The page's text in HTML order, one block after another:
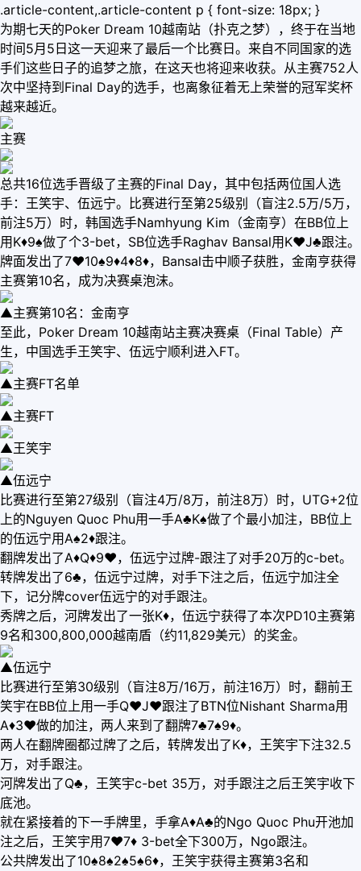
.article-content,.article-content p { font-size: 18px; }
为期七天的Poker Dream 10越南站（扑克之梦），终于在当地
时间5月5日这一天迎来了最后一个比赛日。来自不同国家的选
手们这些日子的追梦之旅，在这天也将迎来收获。从主赛752人
次中坚持到Final Day的选手，也离象征着无上荣誉的冠军奖杯
越来越近。
主赛
总共16位选手晋级了主赛的Final Day，其中包括两位国人选
手：王笑宇、伍远宁。比赛进行至第25级别（盲注2.5万/5万，
前注5万）时，韩国选手Namhyung Kim（金南亨）在BB位上
用K♦9♠做了个3-bet，SB位选手Raghav Bansal用K♥J♣跟注。
牌面发出了7♥10♠9♦4♦8♦，Bansal击中顺子获胜，金南亨获得
主赛第10名，成为决赛桌泡沫。
▲主赛第10名：金南亨
至此，Poker Dream 10越南站主赛决赛桌（Final Table）产
生，中国选手王笑宇、伍远宁顺利进入FT。
▲主赛FT名单
▲主赛FT
▲王笑宇
▲伍远宁
比赛进行至第27级别（盲注4万/8万，前注8万）时，UTG+2位
上的Nguyen Quoc Phu用一手A♣K♠做了个最小加注，BB位上
的伍远宁用A♠2♦跟注。
翻牌发出了A♦Q♦9♥，伍远宁过牌-跟注了对手20万的c-bet。
转牌发出了6♣，伍远宁过牌，对手下注之后，伍远宁加注全
下，记分牌cover伍远宁的对手跟注。
秀牌之后，河牌发出了一张K♦，伍远宁获得了本次PD10主赛第
9名和300,800,000越南盾（约11,829美元）的奖金。
▲伍远宁
比赛进行至第30级别（盲注8万/16万，前注16万）时，翻前王
笑宇在BB位上用一手Q♥J♥跟注了BTN位Nishant Sharma用
A♦3♥做的加注，两人来到了翻牌7♣7♠9♦。
两人在翻牌圈都过牌了之后，转牌发出了K♦，王笑宇下注32.5
万，对手跟注。
河牌发出了Q♣，王笑宇c-bet 35万，对手跟注之后王笑宇收下
底池。
就在紧接着的下一手牌里，手拿A♦A♣的Ngo Quoc Phu开池加
注之后，王笑宇用7♥7♦ 3-bet全下300万，Ngo跟注。
公共牌发出了10♠8♠2♠5♠6♦，王笑宇获得主赛第3名和